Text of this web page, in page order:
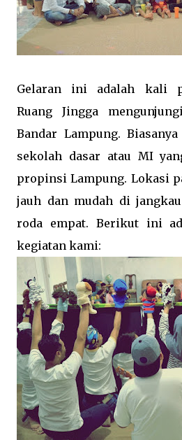
Gelaran ini adalah kali
Ruang Jingga
Bandar Lampung.
sekolah dasar atau MI
propinsi Lampung. Lokasi
jauh dan mudah di
roda empat. Berikut ini
kegiatan kami: